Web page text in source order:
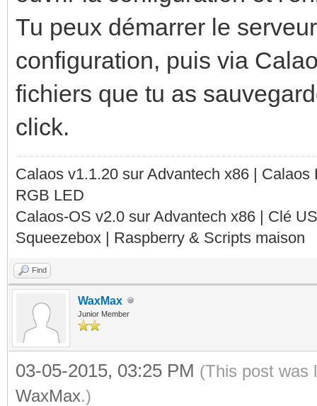
Tu peux démarrer le
configuration, puis via
fichiers que tu as
click.
Calaos v1.1.20 sur Advantech x86 |
RGB LED
Calaos-OS v2.0 sur Advantech x86 | Clé
Squeezebox | Raspberry & Scripts maison
Find
WaxMax
Junior Member
03-05-2015, 03:25 PM (This post was
WaxMax.)